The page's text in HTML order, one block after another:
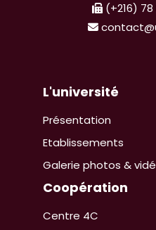
(+216) 78
L'université
Présentation
Etablissements
Galerie photos &
Coopération
Centre 4C